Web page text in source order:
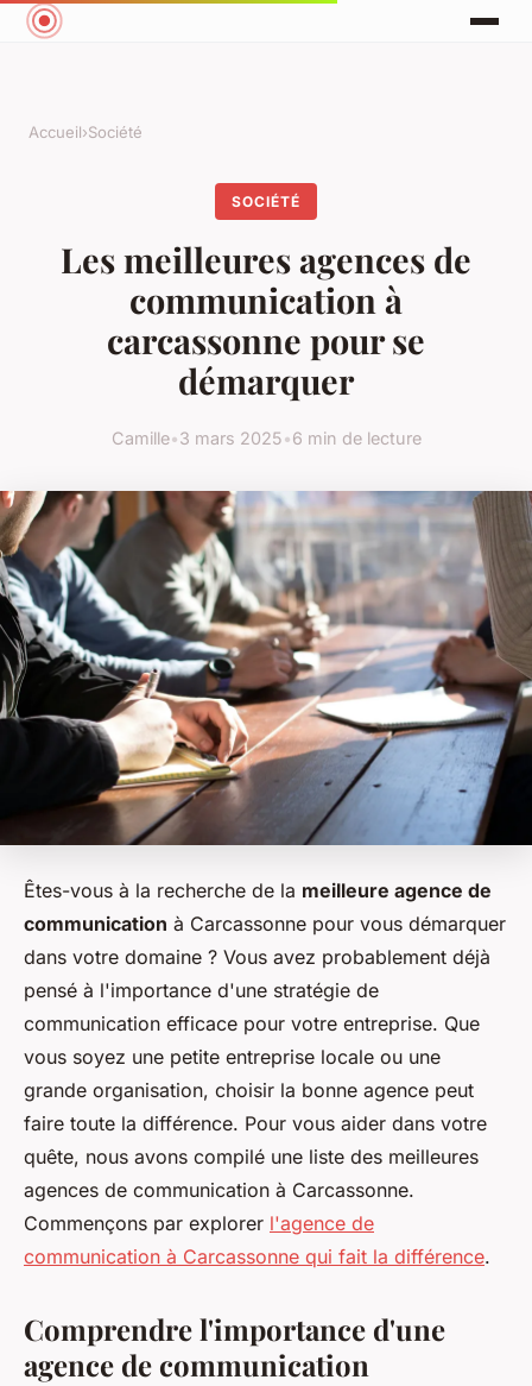
Accueil›Société
SOCIÉTÉ
Les meilleures agences de
communication à
carcassonne pour se
démarquer
Camille•3 mars 2025•6 min de lecture
Êtes-vous à la recherche de la meilleure agence de
communication à Carcassonne pour vous démarquer
dans votre domaine ? Vous avez probablement déjà
pensé à l'importance d'une stratégie de
communication efficace pour votre entreprise. Que
vous soyez une petite entreprise locale ou une
grande organisation, choisir la bonne agence peut
faire toute la différence. Pour vous aider dans votre
quête, nous avons compilé une liste des meilleures
agences de communication à Carcassonne.
Commençons par explorer l'agence de
communication à Carcassonne qui fait la différence.
Comprendre l'importance d'une
agence de communication